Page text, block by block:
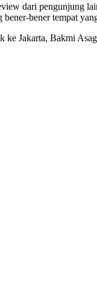
dari pengunjung
bener-bener tempat
ke Jakarta, Bakmi